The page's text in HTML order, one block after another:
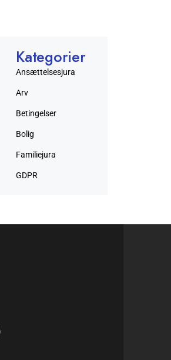
Kategorier
Ansættelsesjura
Arv
Betingelser
Bolig
Familiejura
GDPR